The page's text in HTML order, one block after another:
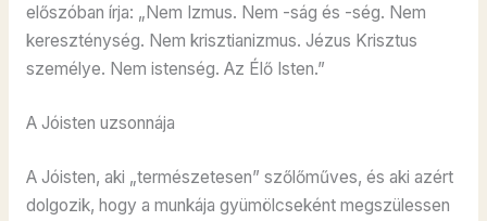
előszóban írja: „Nem Izmus. Nem -ság és -ség. Nem
kereszténység. Nem krisztianizmus. Jézus Krisztus
személye. Nem istenség. Az Élő Isten.”
A Jóisten uzsonnája
A Jóisten, aki „természetesen” szőlőműves, és aki azért
dolgozik, hogy a munkája gyümölcseként megszülessen